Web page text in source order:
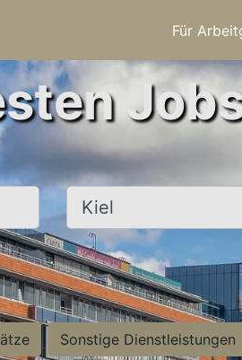
Für
Ort, Stadt
Sonstige Dienstleistungen